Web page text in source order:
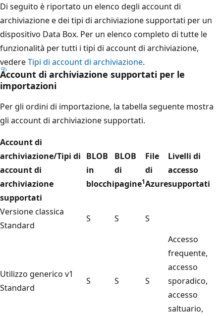
Di seguito è riportato un elenco degli account di
archiviazione e dei tipi di archiviazione supportati per un
dispositivo Data Box. Per un elenco completo di tutte le
funzionalità per tutti i tipi di account di archiviazione,
vedereTipi di account di archiviazione.
Account di archiviazione supportati per le
importazioni
Per gli ordini di importazione, la tabella seguente mostra
gli account di archiviazione supportati.
Account di
archiviazione/Tipi di
account di
archiviazione
supportati
BLOB
in
blocchi
BLOB
di
pagine1
File
di
Azure
Livelli di
accesso
supportati
Versione classica
Standard
S S S
Utilizzo generico v1
Standard
S S S
Accesso
frequente,
accesso
sporadico,
accesso
saltuario,